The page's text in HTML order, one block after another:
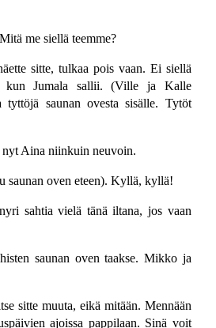
me siellä teemme?
sitte, tulkaa pois vaan. Ei siellä
kun Jumala sallii. (Ville ja Kalle
tyttöjä saunan ovesta sisälle. Tytöt
Aina niinkuin neuvoin.
saunan oven eteen). Kyllä, kyllä!
sahtia vielä tänä iltana, jos vaan
saunan oven taakse. Mikko ja
sitte muuta, eikä mitään. Mennään
ajoissa pappilaan. Sinä voit